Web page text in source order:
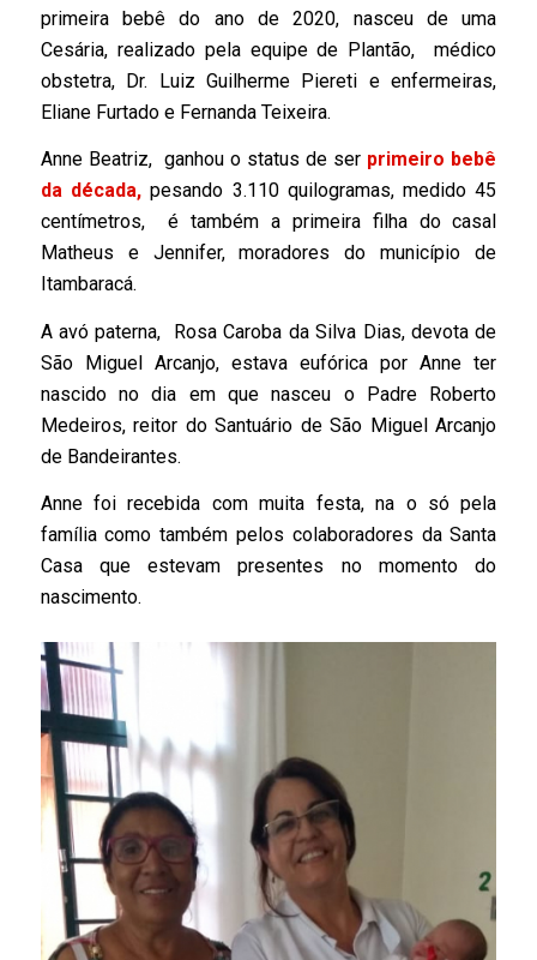
primeira bebê do ano de 2020, nasceu de uma
Cesária, realizado pela equipe de Plantão, médico
obstetra, Dr. Luiz Guilherme Piereti e enfermeiras,
Eliane Furtado e Fernanda Teixeira.
Anne Beatriz, ganhou o status de ser primeiro bebê
da década, pesando 3.110 quilogramas, medido 45
centímetros, é também a primeira filha do casal
Matheus e Jennifer, moradores do município de
Itambaracá.
A avó paterna, Rosa Caroba da Silva Dias, devota de
São Miguel Arcanjo, estava eufórica por Anne ter
nascido no dia em que nasceu o Padre Roberto
Medeiros, reitor do Santuário de São Miguel Arcanjo
de Bandeirantes.
Anne foi recebida com muita festa, na o só pela
família como também pelos colaboradores da Santa
Casa que estevam presentes no momento do
nascimento.